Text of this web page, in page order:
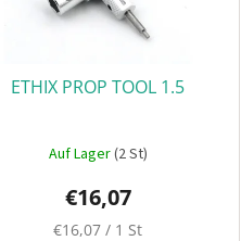
ETHIX PROP TOOL 1.5
Auf Lager(2 St)
€16,07
Verkaufspreis:
€16,07 / 1 St